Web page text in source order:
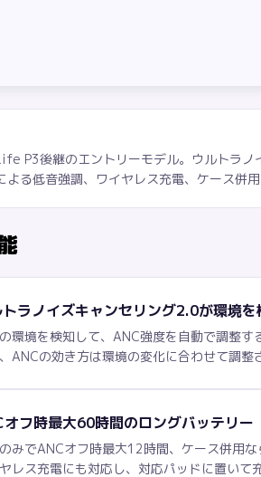
P3後継のエントリーモデル。ウルトラ
よる低音強調、ワイヤレス充電、ケース併
トラノイズキャンセリング2.0が環境
環境を検知して、ANC強度を自動で調整
ANCの効き方は環境の変化に合わせて調整
オフ時最大60時間のロングバッテリー
みでANCオフ時最大12時間、ケース併用
レス充電にも対応し、対応パッドに置いて